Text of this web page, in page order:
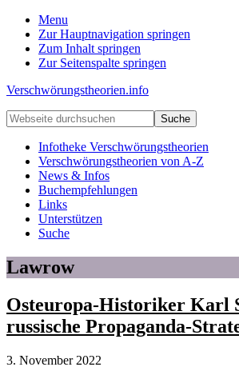
Menu
Zur Hauptnavigation springen
Zum Inhalt springen
Zur Seitenspalte springen
Verschwörungstheorien.info
Beiträge
zu
Merkmalen,
Funktionen
Risiken
konspirationistischen
Denkens
Webseite
durchsuchen
Infotheke Verschwörungstheorien
Verschwörungstheorien von A-Z
News & Infos
Buchempfehlungen
Links
Unterstützen
Suche
Lawrow
Osteuropa-Historiker Karl
russische Propaganda-
3. November 2022